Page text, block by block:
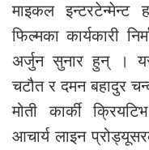
माइकल इन्टरटेन्मेन्ट
फिल्मका कार्यकारी
अर्जुन सुनार हुन् ।
चटौत र दमन बहादुर
मोती कार्की
आचार्य लाइन